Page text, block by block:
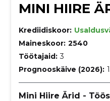
MINI HIIRE
Krediidiskoor:
Maineskoor: 2540
Töötajaid: 3
Prognooskäive (2026):
Mini Hiire Ärid -